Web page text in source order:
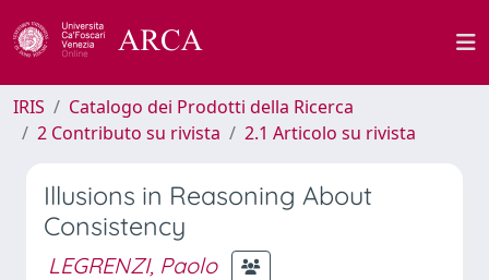
IRIS
Catalogo dei Prodotti della Ricerca
2 Contributo su rivista
2.1 Articolo su rivista
Illusions in Reasoning About
Consistency
LEGRENZI, Paolo